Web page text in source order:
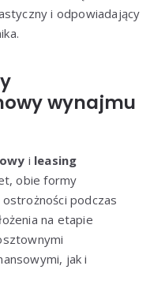
i odpowiadający
wynajmu
i leasing
obie formy
podczas
na etapie
jak i